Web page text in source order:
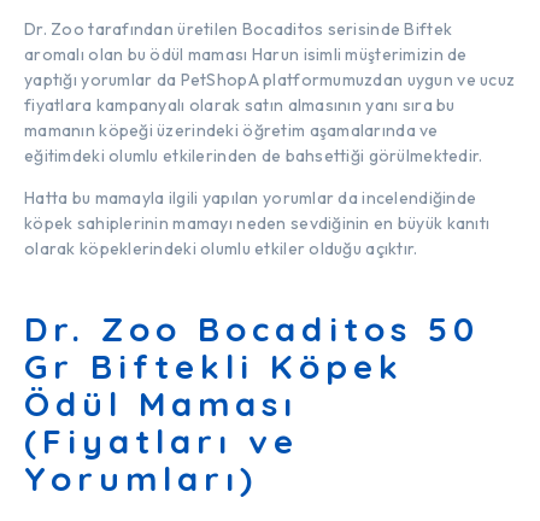
Dr. Zoo tarafından üretilen Bocaditos serisinde Biftek
aromalı olan bu ödül maması Harun isimli müşterimizin de
yaptığı yorumlar da PetShopA platformumuzdan uygun ve ucuz
fiyatlara kampanyalı olarak satın almasının yanı sıra bu
mamanın köpeği üzerindeki öğretim aşamalarında ve
eğitimdeki olumlu etkilerinden de bahsettiği görülmektedir.
Hatta bu mamayla ilgili yapılan yorumlar da incelendiğinde
köpek sahiplerinin mamayı neden sevdiğinin en büyük kanıtı
olarak köpeklerindeki olumlu etkiler olduğu açıktır.
Dr. Zoo Bocaditos 50
Gr Biftekli Köpek
Ödül Maması
(Fiyatları ve
Yorumları)